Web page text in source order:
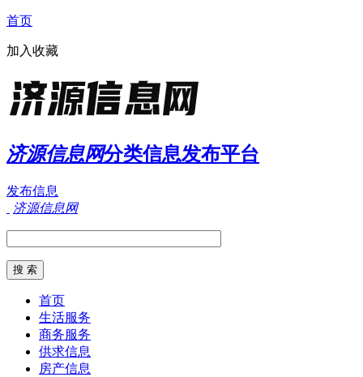
首页
加入收藏
济源信息网分类信息发布平台
发布信息
济源信息网
首页
生活服务
商务服务
供求信息
房产信息